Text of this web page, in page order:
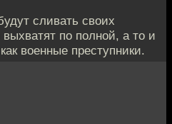
сливать своих
по полной, а то и
военные преступники.